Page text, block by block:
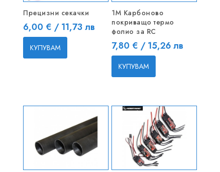
Прецизни секачки
Цена
6,00 € / 11,73 лв
КУПУВАМ
1M Карбоново
покриващо термо
фолио за RC
Цена
7,80 € / 15,26 лв
КУПУВАМ